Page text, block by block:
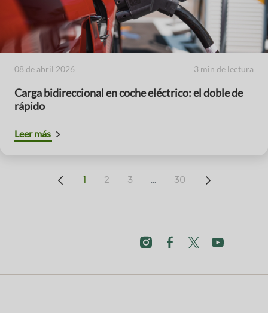
08 de abril 2026 3 min de lectura
Carga bidireccional en coche eléctrico: el doble de
rápido
Leer más
1 2 3 ... 30